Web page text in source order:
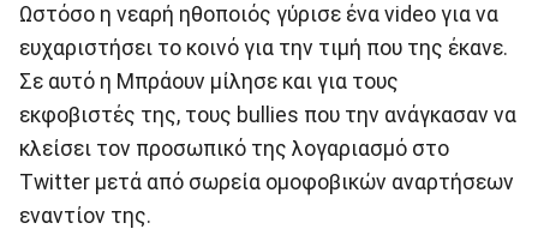
Ωστόσο η νεαρή ηθοποιός γύρισε ένα video για να
ευχαριστήσει το κοινό για την τιμή που της έκανε.
Σε αυτό η Μπράουν μίλησε και για τους
εκφοβιστές της, τους bullies που την ανάγκασαν να
κλείσει τον προσωπικό της λογαριασμό στο
Twitter μετά από σωρεία ομοφοβικών αναρτήσεων
εναντίον της.